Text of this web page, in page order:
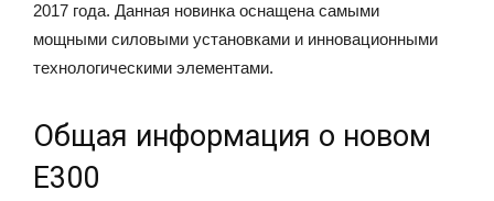
2017 года. Данная новинка оснащена самыми
мощными силовыми установками и инновационными
технологическими элементами.
Общая информация о новом
Е300